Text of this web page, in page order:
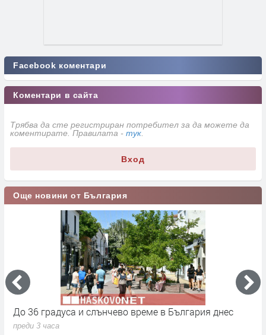
Facebook коментари
Коментари в сайта
Трябва да сте регистриран потребител за да можете да
коментирате. Правилата - тук
Вход
Още новини от България
До 36 градуса и слънчево време в България днес
преди 3 часа